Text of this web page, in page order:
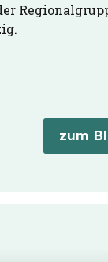
zum